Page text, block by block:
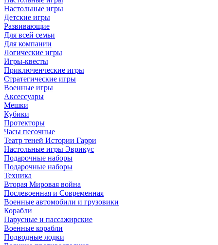
Настольные игры
Детские игры
Развивающие
Для всей семьи
Для компании
Логические игры
Игры-квесты
Приключенческие игры
Стратегические игры
Военные игры
Аксессуары
Мешки
Кубики
Протекторы
Часы песочные
Театр теней Истории Гарри
Настольные игры Эврикус
Подарочные наборы
Подарочные наборы
Техника
Вторая Мировая война
Послевоенная и Современная
Военные автомобили и грузовики
Корабли
Парусные и пассажирские
Военные корабли
Подводные лодки